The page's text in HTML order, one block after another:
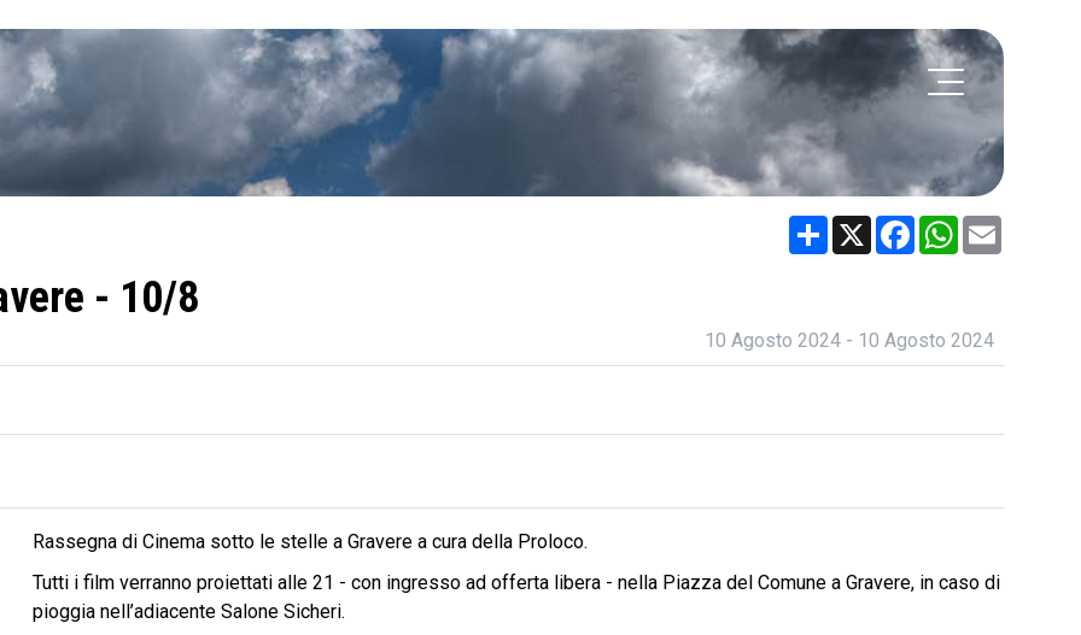
Share X FacebookWhatsApp
- 10/8
10 Agosto 2024 - 10 Agosto 2024
Rassegna di Cinema sotto le stelle a Gravere a cura della Proloco.
Tutti i film verranno proiettati alle 21 - con ingresso ad offerta libera - nella Piazza del Comune a Gravere, in caso di
pioggia nell’adiacente Salone Sicheri.